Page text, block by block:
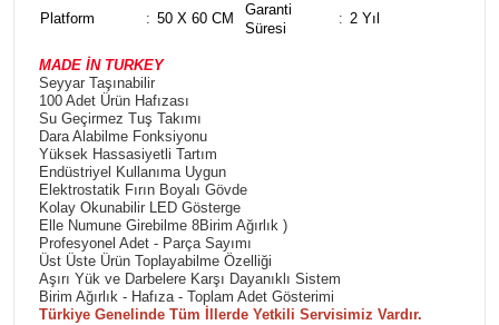
Platform : 50 X 60 CM
Garanti
Süresi
: 2 Yıl
MADE İN TURKEY
Seyyar Taşınabilir
100 Adet Ürün Hafızası
Su Geçirmez Tuş Takımı
Dara Alabilme Fonksiyonu
Yüksek Hassasiyetli Tartım
Endüstriyel Kullanıma Uygun
Elektrostatik Fırın Boyalı Gövde
Kolay Okunabilir LED Gösterge
Elle Numune Girebilme 8Birim Ağırlık )
Profesyonel Adet - Parça Sayımı
Üst Üste Ürün Toplayabilme Özelliği
Aşırı Yük ve Darbelere Karşı Dayanıklı Sistem
Birim Ağırlık - Hafıza - Toplam Adet Gösterimi
Türkiye Genelinde Tüm İllerde Yetkili Servisimiz Vardır.